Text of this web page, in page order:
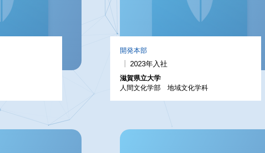
開発本部
2023年入社
滋賀県立大学
人間文化学部 地域文化学科